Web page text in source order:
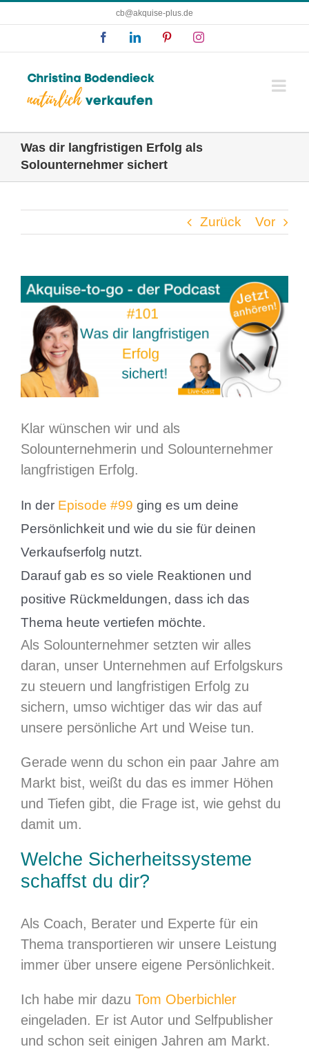
cb@akquise-plus.de
FacebookLinkedIn PinterestInstagram
Was dir langfristigen Erfolg als
Solounternehmer sichert
Zurück Vor
Zeige
grösseres
Bild
Klar wünschen wir und als
Solounternehmerin und Solounternehmer
langfristigen Erfolg.
In der Episode #99 ging es um deine
Persönlichkeit und wie du sie für deinen
Verkaufserfolg nutzt.
Darauf gab es so viele Reaktionen und
positive Rückmeldungen, dass ich das
Thema heute vertiefen möchte.
Als Solounternehmer setzten wir alles
daran, unser Unternehmen auf Erfolgskurs
zu steuern und langfristigen Erfolg zu
sichern, umso wichtiger das wir das auf
unsere persönliche Art und Weise tun.
Gerade wenn du schon ein paar Jahre am
Markt bist, weißt du das es immer Höhen
und Tiefen gibt, die Frage ist, wie gehst du
damit um.
Welche Sicherheitssysteme
schaffst du dir?
Als Coach, Berater und Experte für ein
Thema transportieren wir unsere Leistung
immer über unsere eigene Persönlichkeit.
Ich habe mir dazu Tom Oberbichler
eingeladen. Er ist Autor und Selfpublisher
und schon seit einigen Jahren am Markt.